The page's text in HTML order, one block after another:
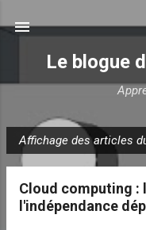
Le blogue
A
r
Affichage des articles
Cloud computing :
l'indépendance